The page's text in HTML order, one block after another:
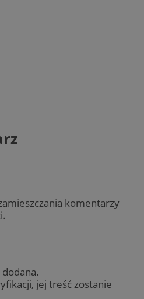
komentarzy
jej treść zostanie